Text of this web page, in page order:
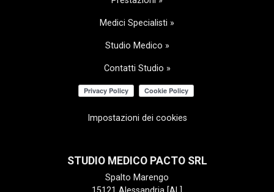
Medici Specialisti »
Studio Medico »
Contatti Studio »
Impostazioni dei cookies
STUDIO MEDICO PACTO SRL
Spalto Marengo